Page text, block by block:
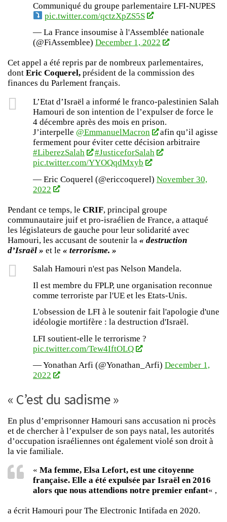
Communiqué du groupe parlementaire LFI-NUPES
pic.twitter.com/qctzXpZS5S
— La France insoumise à l'Assemblée nationale
(@FiAssemblee) December 1, 2022
Cet appel a été repris par de nombreux parlementaires,
dont Eric Coquerel, président de la commission des
finances du Parlement français.
L’Etat d’Israël a informé le franco-palestinien Salah
Hamouri de son intention de l’expulser de force le
4 décembre après des mois en prison.
J’interpelle @EmmanuelMacron
afin qu’il agisse
fermement pour éviter cette décision arbitraire
#LiberezSalah
#JusticeforSalah
pic.twitter.com/YYOQqdMxyb
— Eric Coquerel (@ericcoquerel) November 30,
2022
Pendant ce temps, le CRIF, principal groupe
communautaire juif et pro-israélien de France, a attaqué
les législateurs de gauche pour leur solidarité avec
Hamouri, les accusant de soutenir la « destruction
d’Israël » et le « terrorisme. »
Salah Hamouri n'est pas Nelson Mandela.
Il est membre du FPLP, une organisation reconnue
comme terroriste par l'UE et les Etats-Unis.
L'obsession de LFI à le soutenir fait l'apologie d'une
idéologie mortifère : la destruction d'Israël.
LFI soutient-elle le terrorisme ?
pic.twitter.com/Tew4IftOLQ
— Yonathan Arfi (@Yonathan_Arfi) December 1,
2022
« C’est du sadisme »
En plus d’emprisonner Hamouri sans accusation ni procès
et de chercher à l’expulser de son pays natal, les autorités
d’occupation israéliennes ont également violé son droit à
la vie familiale.
« Ma femme, Elsa Lefort, est une citoyenne
française. Elle a été expulsée par Israël en 2016
alors que nous attendions notre premier enfant« ,
a écrit Hamouri pour The Electronic Intifada en 2020.